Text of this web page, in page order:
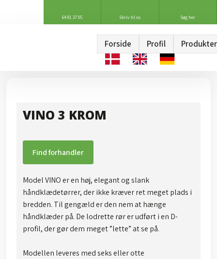
64 81 37 05 Skriv til os Søg her
Forside Profil Produkter
VINO 3 KROM
Find forhandler
Model VINO er en høj, elegant og slank
håndklædetørrer, der ikke kræver ret meget plads i
bredden. Til gengæld er den nem at hænge
håndklæder på. De lodrette rør er udført i en D-
profil, der gør dem meget ”lette” at se på.
Modellen leveres med seks eller otte